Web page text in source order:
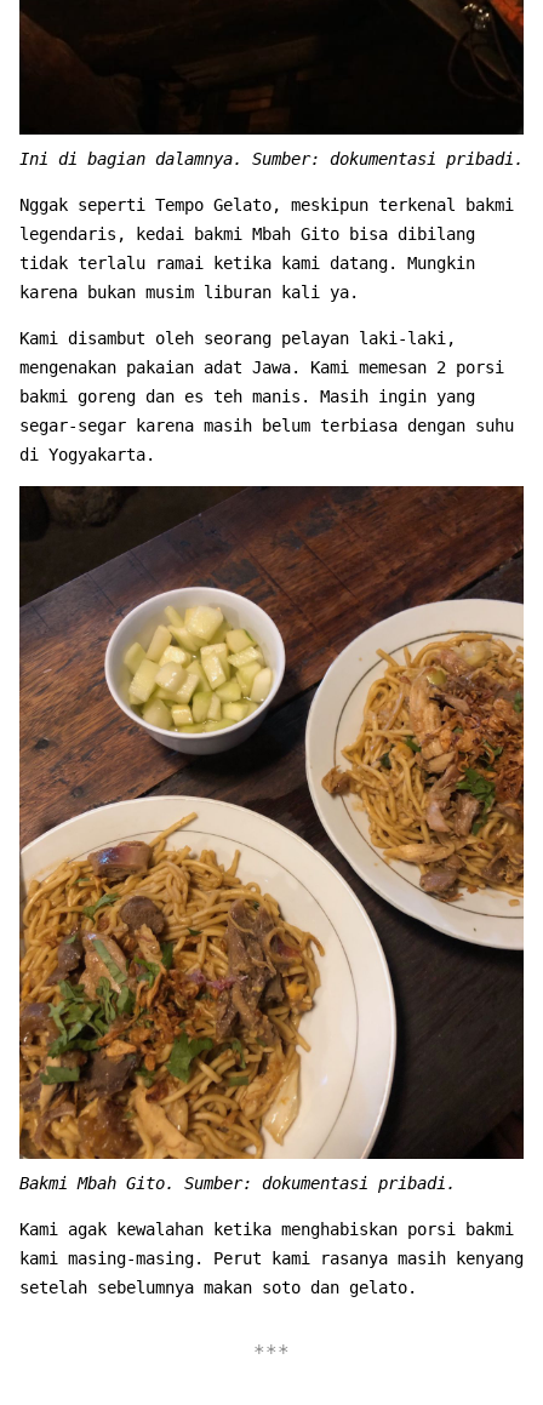
Ini di bagian dalamnya. Sumber: dokumentasi pribadi.
Nggak seperti Tempo Gelato, meskipun terkenal bakmi
legendaris, kedai bakmi Mbah Gito bisa dibilang
tidak terlalu ramai ketika kami datang. Mungkin
karena bukan musim liburan kali ya.
Kami disambut oleh seorang pelayan laki-laki,
mengenakan pakaian adat Jawa. Kami memesan 2 porsi
bakmi goreng dan es teh manis. Masih ingin yang
segar-segar karena masih belum terbiasa dengan suhu
di Yogyakarta.
Bakmi Mbah Gito. Sumber: dokumentasi pribadi.
Kami agak kewalahan ketika menghabiskan porsi bakmi
kami masing-masing. Perut kami rasanya masih kenyang
setelah sebelumnya makan soto dan gelato.